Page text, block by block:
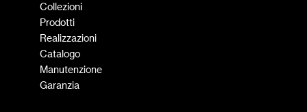
Collezioni
Prodotti
Realizzazioni
Catalogo
Manutenzione
Garanzia